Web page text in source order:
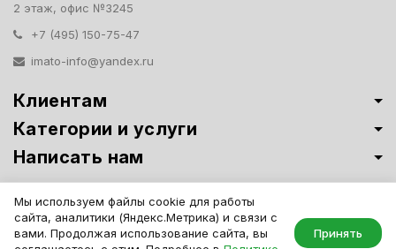
2 этаж, офис №3245
+7 (495) 150-75-47
imato-info@yandex.ru
Клиентам
Категории и услуги
Написать нам
Витрины премиум-класса ИМАТО
Политика обработки персональных
данных
IMATO. Интернет Магазин Торговой И Офисной Мебели. ООО "ИМАТО",
ИНН 7717506114 КПП 771701001, ОГРН 1047796163799
Мы используем файлы cookie для работы
сайта, аналитики (Яндекс.Метрика) и связи с
вами. Продолжая использование сайта, вы
Принять